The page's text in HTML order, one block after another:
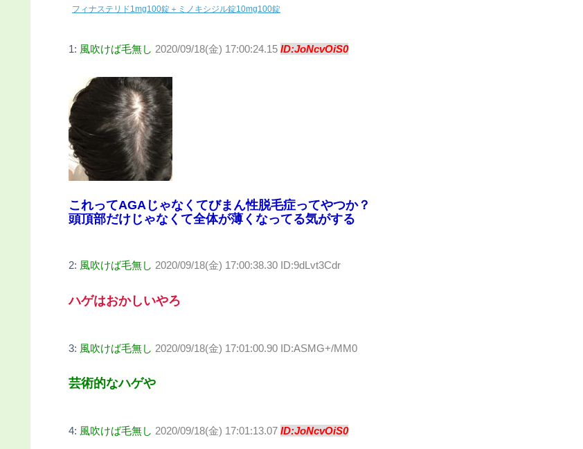
フィナステリド1mg100錠＋ミノキシジル錠10mg100錠
1: 風吹けば毛無し 2020/09/18(金) 17:00:24.15 ID:JoNcvOiS0
これってAGAじゃなくてびまん性脱毛症ってやつか？
頭頂部だけじゃなくて全体が薄くなってる気がする
2: 風吹けば毛無し 2020/09/18(金) 17:00:38.30 ID:9dLvt3Cdr
ハゲはおかしいやろ
3: 風吹けば毛無し 2020/09/18(金) 17:01:00.90 ID:ASMG+/MM0
芸術的なハゲや
4: 風吹けば毛無し 2020/09/18(金) 17:01:13.07 ID:JoNcvOiS0